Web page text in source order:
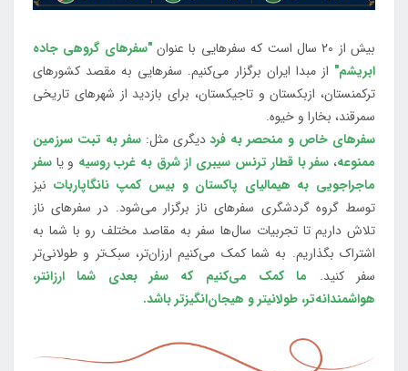
بیش از 20 سال است که سفرهایی با عنوان
"سفرهای گروهی جاده
ابریشم" از مبدا ایران برگزار می‌کنیم. سفرهایی به مقصد کشورهای
ترکمنستان، ازبکستان و تاجیکستان، برای بازدید از شهرهای تاریخی
سمرقند، بخارا و خیوه.
سفرهای خاص و منحصر به فرددیگری مثل:سفر به تبت سرزمین
ممنوعه، سفر با قطار ترنس سیبری از شرق به غرب روسیه و یا سفر
ماجراجویی به هیمالیای پاکستان و بیس کمپ نانگاپاربات نیز
توسط گروه گردشگری سفرهای ناز برگزار می‌شود. در سفرهای ناز
تلاش داریم تا تجربیات سال‌ها سفر به مقاصد مختلف رو با شما به
اشتراک بگذاریم. به شما کمک می‌کنیم ارزان‌تر، سبک‌تر و طولانی‌تر
سفر کنید. ما کمک می‌کنیم که سفر بعدی شما ارزانتر،
هواشمندانه‌تر، طولانی‎تر و هیجان‌انگیزتر باشد.